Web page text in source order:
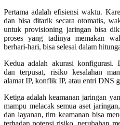
Pertama adalah efisiensi waktu.
dan bisa ditarik secara otomatis,
untuk provisioning jaringan bisa
proses yang tadinya memakan
berhari-hari, bisa selesai dalam
Kedua adalah akurasi konfigurasi.
dan terpusat, risiko kesalahan
alamat IP, konflik IP, atau entri DNS
Ketiga adalah keamanan jaringan
mampu melacak semua aset
dan layanan, tim keamanan bisa
terhadap potensi risiko, perubahan